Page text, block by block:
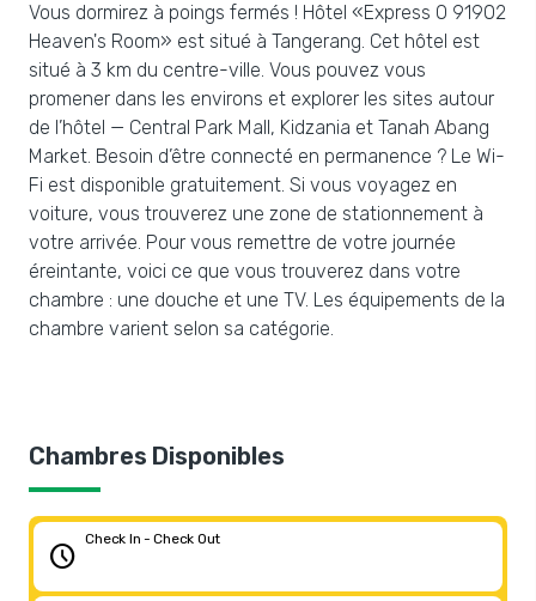
Vous dormirez à poings fermés ! Hôtel «Express O 91902
Heaven's Room» est situé à Tangerang. Cet hôtel est
situé à 3 km du centre-ville. Vous pouvez vous
promener dans les environs et explorer les sites autour
de l’hôtel — Central Park Mall, Kidzania et Tanah Abang
Market. Besoin d’être connecté en permanence ? Le Wi-
Fi est disponible gratuitement. Si vous voyagez en
voiture, vous trouverez une zone de stationnement à
votre arrivée. Pour vous remettre de votre journée
éreintante, voici ce que vous trouverez dans votre
chambre : une douche et une TV. Les équipements de la
chambre varient selon sa catégorie.
Chambres Disponibles
schedule
Check In - Check Out